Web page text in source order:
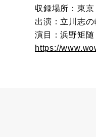
収録場所：東
出演：立川志の
演目：浜野矩随
https://